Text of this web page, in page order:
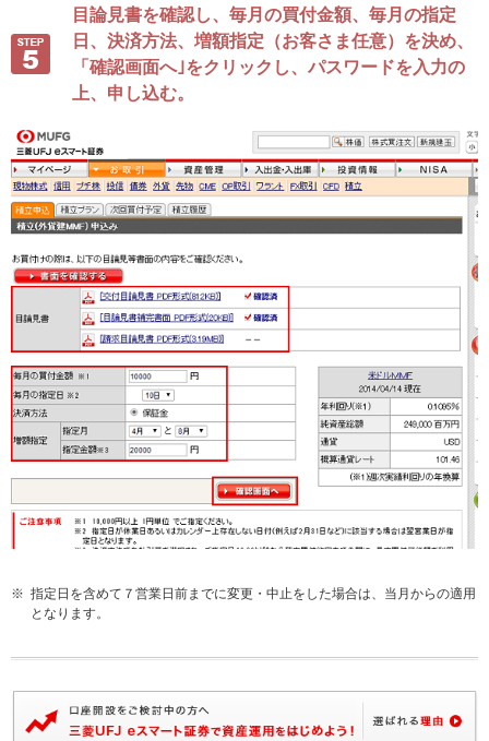
目論見書を確認し、毎月の買付金額、毎月の指定
日、決済方法、増額指定（お客さま任意）を決め、
「確認画面へ｣をクリックし、パスワードを入力の
上、申し込む。
※ 指定日を含めて７営業日前までに変更・中止をした場合は、当月からの適用
となります。